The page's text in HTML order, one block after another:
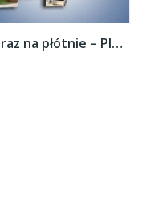
Obraz na płótnie – Ploty papuzie –...